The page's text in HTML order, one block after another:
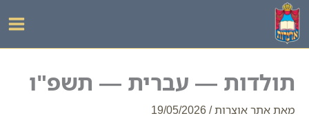
דילוג
לתוכן
תולדות — עברית — תשפ"ו
מאתאתר אוצרות/
19/05/2026